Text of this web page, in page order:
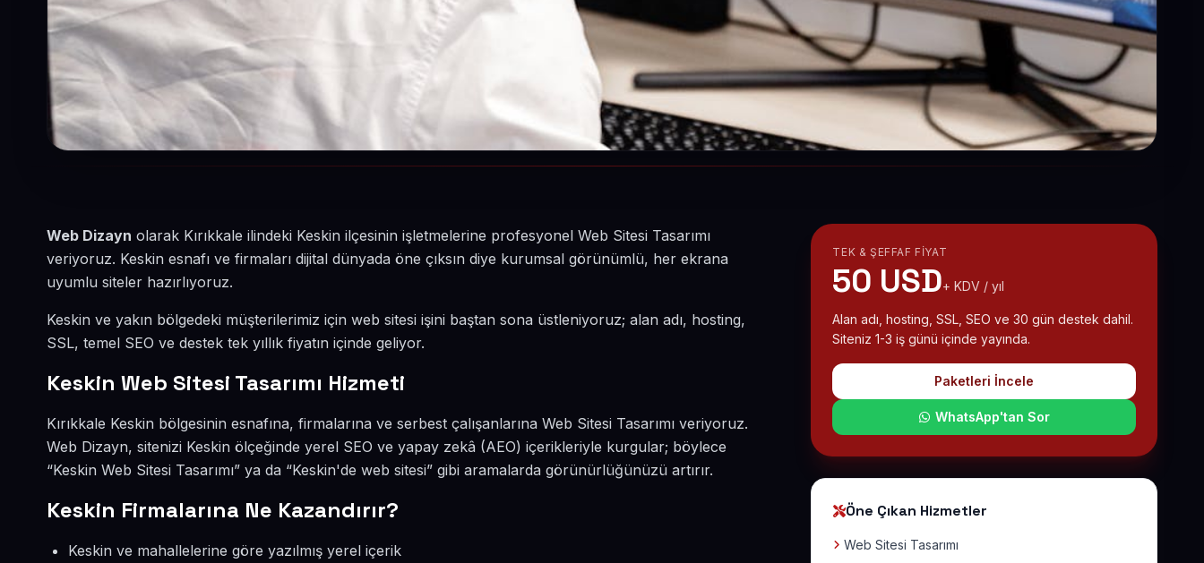
Web Dizayn olarak Kırıkkale ilindeki Keskin ilçesinin işletmelerine profesyonel Web Sitesi Tasarımı
veriyoruz. Keskin esnafı ve firmaları dijital dünyada öne çıksın diye kurumsal görünümlü, her ekrana
uyumlu siteler hazırlıyoruz.
Keskin ve yakın bölgedeki müşterilerimiz için web sitesi işini baştan sona üstleniyoruz; alan adı, hosting,
SSL, temel SEO ve destek tek yıllık fiyatın içinde geliyor.
Keskin Web Sitesi Tasarımı Hizmeti
Kırıkkale Keskin bölgesinin esnafına, firmalarına ve serbest çalışanlarına Web Sitesi Tasarımı veriyoruz.
Web Dizayn, sitenizi Keskin ölçeğinde yerel SEO ve yapay zekâ (AEO) içerikleriyle kurgular; böylece
“Keskin Web Sitesi Tasarımı” ya da “Keskin'de web sitesi” gibi aramalarda görünürlüğünüzü artırır.
Keskin Firmalarına Ne Kazandırır?
Keskin ve mahallelerine göre yazılmış yerel içerik
TEK & ŞEFFAF FIYAT
50 USD+ KDV / yıl
Alan adı, hosting, SSL, SEO ve 30 gün destek dahil.
Siteniz 1-3 iş günü içinde yayında.
Paketleri İncele
WhatsApp'tan Sor
Öne Çıkan Hizmetler
Web Sitesi Tasarımı